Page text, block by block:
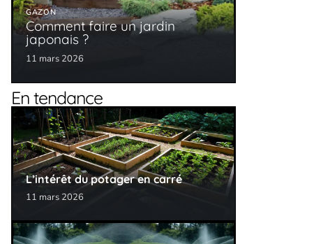
GAZON
Comment faire un jardin
japonais ?
11 mars 2026
En tendance
L’intérêt du potager en carré
11 mars 2026